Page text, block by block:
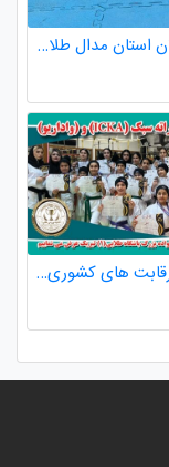
فینال مسابقات قهرمانی تکواندو لیگ خردسالان استان مدال طلا صدرا ظفری از باشگاه طلایی به مربیگری استاد عسکری مربی ارزنده باشگاه
کسب مقام قهرمانی بانوان باشگاه طلایی در رقابت های کشوری کاراته